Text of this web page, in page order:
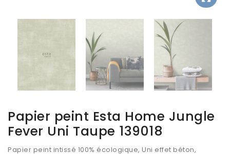
Papier peint Esta Home Jungle
Fever Uni Taupe 139018
Papier peint intissé 100% écologique, Uni effet béton,